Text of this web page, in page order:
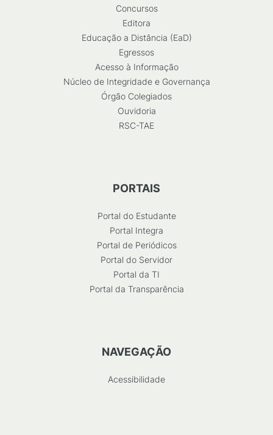
Concursos
Editora
Educação a Distância (EaD)
Egressos
Acesso à Informação
Núcleo de Integridade e Governança
Órgão Colegiados
Ouvidoria
RSC-TAE
PORTAIS
Portal do Estudante
Portal Integra
Portal de Periódicos
Portal do Servidor
Portal da TI
Portal da Transparência
NAVEGAÇÃO
Acessibilidade